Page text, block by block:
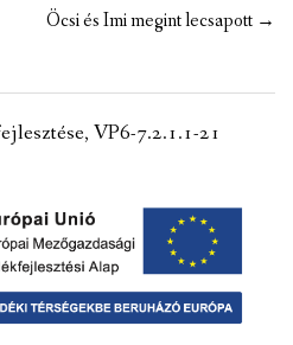
Öcsi és Imi megint lecsapott →
VP6-7.2.1.1-21